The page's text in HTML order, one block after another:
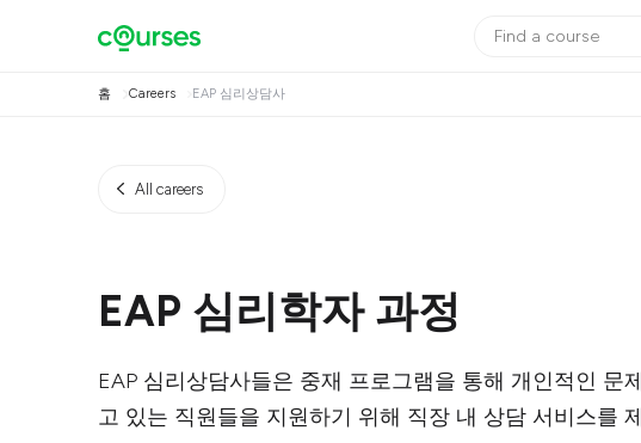
홈 Careers EAP 심리상담사
All careers
EAP 심리학자 과정
EAP 심리상담사들은 중재 프로그램을 통해 개인적인 문
고 있는 직원들을 지원하기 위해 직장 내 상담 서비스를